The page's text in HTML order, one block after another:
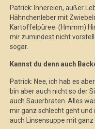
Patrick: Innereien, außer
Hähnchenleber mit
Kartoffelpüree. (Hmmm)
mir zumindest nicht
sogar.
Kannst du denn auch
Patrick: Nee, ich hab es
bin aber auch nicht so der
auch Sauerbraten. Alles
mir ganz schlecht geht und
auch Linsensuppe mit ganz